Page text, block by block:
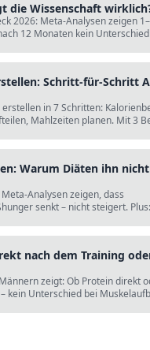
die Wissenschaft
2026: Meta-Analysen zeigen
12 Monaten kein Unterschied
Schritt-für-Schritt
in 7 Schritten:
Mahlzeiten planen. Mit 3
Warum Diäten ihn nicht
Analysen zeigen, dass
senkt – nicht steigert.
nach dem Training
zeigt: Ob Protein direkt
kein Unterschied bei